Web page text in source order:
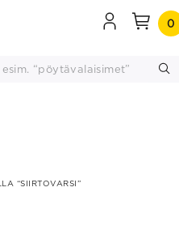
0
“SIIRTOVARSI”